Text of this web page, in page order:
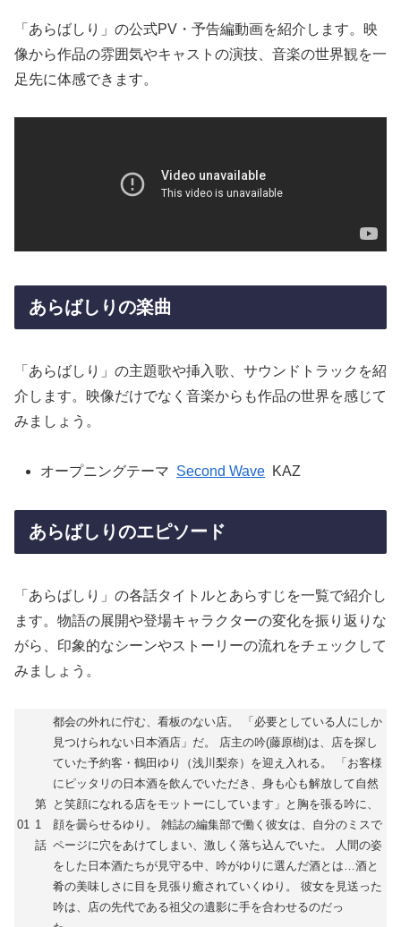
「あらばしり」の公式PV・予告編動画を紹介します。映
像から作品の雰囲気やキャストの演技、音楽の世界観を一
足先に体感できます。
あらばしりの楽曲
「あらばしり」の主題歌や挿入歌、サウンドトラックを紹
介します。映像だけでなく音楽からも作品の世界を感じて
みましょう。
オープニングテーマ Second Wave KAZ
あらばしりのエピソード
「あらばしり」の各話タイトルとあらすじを一覧で紹介し
ます。物語の展開や登場キャラクターの変化を振り返りな
がら、印象的なシーンやストーリーの流れをチェックして
みましょう。
01
第
1
話
都会の外れに佇む、看板のない店。 「必要としている人にしか
見つけられない日本酒店」だ。 店主の吟(藤原樹)は、店を探し
ていた予約客・鶴田ゆり（浅川梨奈）を迎え入れる。 「お客様
にピッタリの日本酒を飲んでいただき、身も心も解放して自然
と笑顔になれる店をモットーにしています」と胸を張る吟に、
顔を曇らせるゆり。 雑誌の編集部で働く彼女は、自分のミスで
ページに穴をあけてしまい、激しく落ち込んでいた。 人間の姿
をした日本酒たちが見守る中、吟がゆりに選んだ酒とは…酒と
肴の美味しさに目を見張り癒されていくゆり。 彼女を見送った
吟は、店の先代である祖父の遺影に手を合わせるのだっ